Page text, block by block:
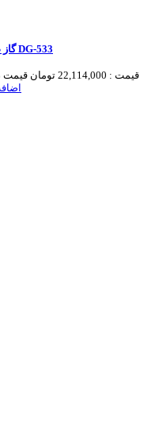
گاز صفحه ای داتیس مدل DG-533
قیمت : 22,114,000 تومان قیمت